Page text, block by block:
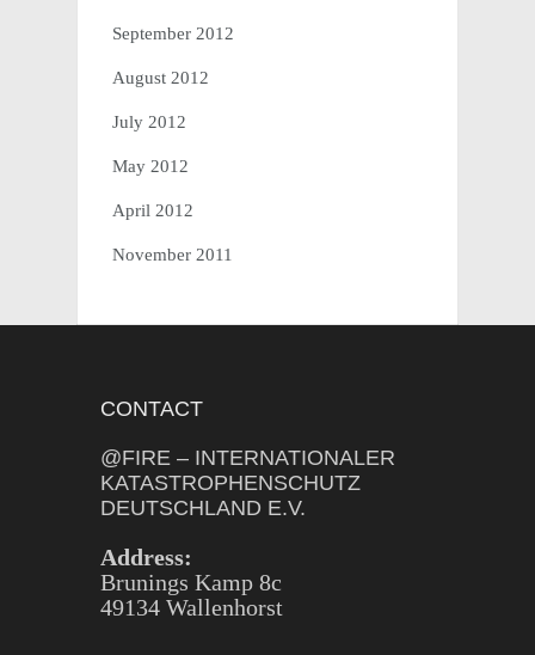
September 2012
August 2012
July 2012
May 2012
April 2012
November 2011
CONTACT
@FIRE – INTERNATIONALER
KATASTROPHENSCHUTZ
DEUTSCHLAND E.V.
Address:
Brunings Kamp 8c
49134 Wallenhorst